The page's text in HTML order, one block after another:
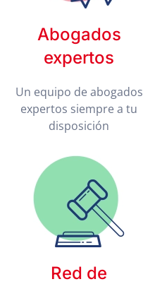
Abogados
expertos
Un equipo de abogados
expertos siempre a tu
disposición
Red de